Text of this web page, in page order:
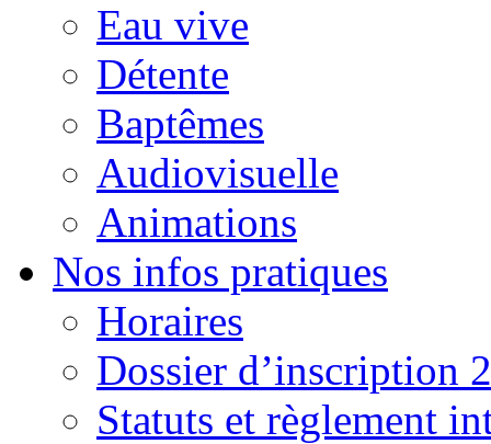
Eau vive
Détente
Baptêmes
Audiovisuelle
Animations
Nos infos pratiques
Horaires
Dossier d’inscription
Statuts et règlement